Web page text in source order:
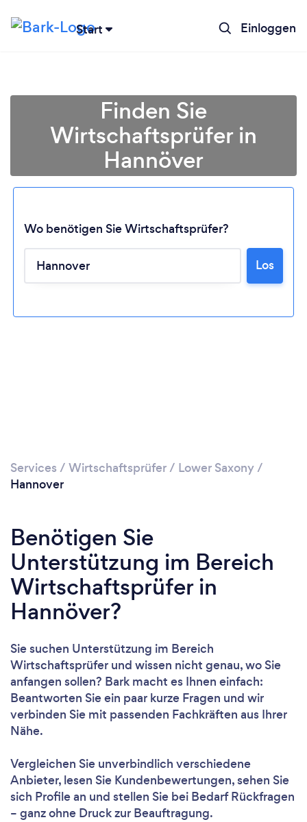
Start Einloggen
Bitte warten ...
Finden Sie
Wirtschaftsprüfer in
Hannöver
Wo benötigen Sie Wirtschaftsprüfer?
Los
Services / Wirtschaftsprüfer/ Lower Saxony/
Hannover
Benötigen Sie
Unterstützung im Bereich
Wirtschaftsprüfer in
Hannöver?
Sie suchen Unterstützung im Bereich
Wirtschaftsprüfer und wissen nicht genau, wo Sie
anfangen sollen? Bark macht es Ihnen einfach:
Beantworten Sie ein paar kurze Fragen und wir
verbinden Sie mit passenden Fachkräften aus Ihrer
Nähe.
Vergleichen Sie unverbindlich verschiedene
Anbieter, lesen Sie Kundenbewertungen, sehen Sie
sich Profile an und stellen Sie bei Bedarf Rückfragen
– ganz ohne Druck zur Beauftragung.